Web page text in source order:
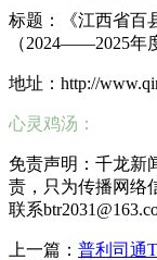
标题：《江西省百
（2024——2025年
地址：http://
心灵鸡汤：
免责声明：千龙新
责，只为传播网络
联系
上一篇： 普利司通